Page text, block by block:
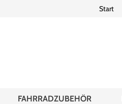
Start
FAHRRADZUBEHÖR